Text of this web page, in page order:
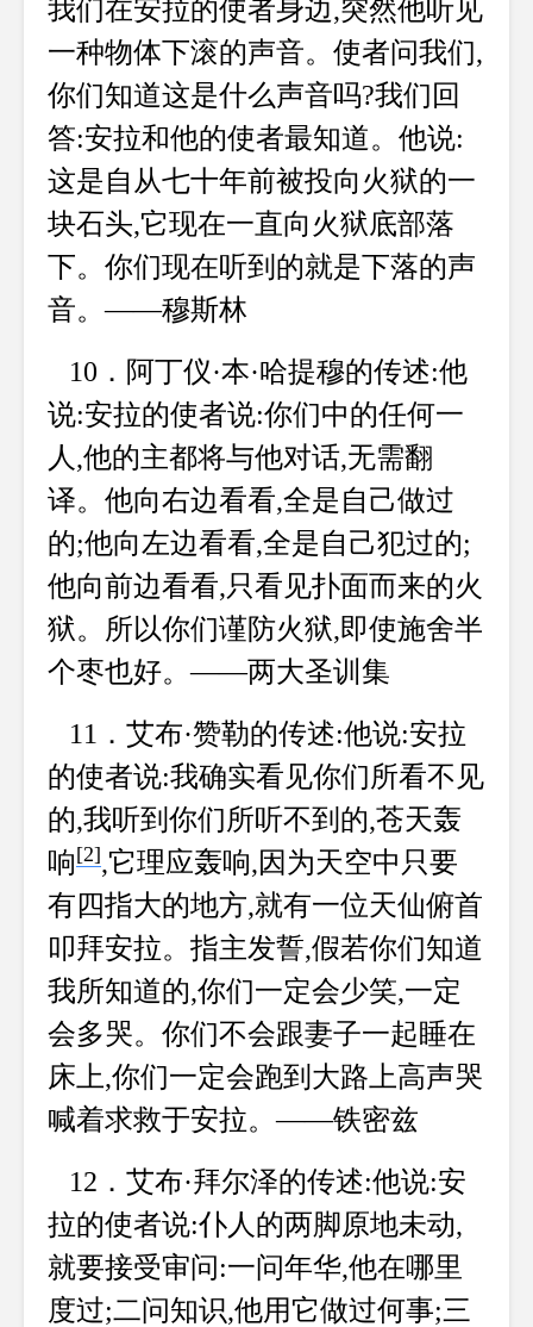
我们在安拉的使者身边,突然他听见
一种物体下滚的声音。使者问我们,
你们知道这是什么声音吗?我们回
答:安拉和他的使者最知道。他说:
这是自从七十年前被投向火狱的一
块石头,它现在一直向火狱底部落
下。你们现在听到的就是下落的声
音。——穆斯林
10．阿丁仪·本·哈提穆的传述:他
说:安拉的使者说:你们中的任何一
人,他的主都将与他对话,无需翻
译。他向右边看看,全是自己做过
的;他向左边看看,全是自己犯过的;
他向前边看看,只看见扑面而来的火
狱。所以你们谨防火狱,即使施舍半
个枣也好。——两大圣训集
11．艾布·赞勒的传述:他说:安拉
的使者说:我确实看见你们所看不见
的,我听到你们所听不到的,苍天轰
响[2],它理应轰响,因为天空中只要
有四指大的地方,就有一位天仙俯首
叩拜安拉。指主发誓,假若你们知道
我所知道的,你们一定会少笑,一定
会多哭。你们不会跟妻子一起睡在
床上,你们一定会跑到大路上高声哭
喊着求救于安拉。——铁密兹
12．艾布·拜尔泽的传述:他说:安
拉的使者说:仆人的两脚原地未动,
就要接受审问:一问年华,他在哪里
度过;二问知识,他用它做过何事;三